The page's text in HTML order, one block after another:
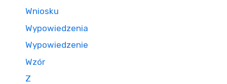
Wniosku
Wypowiedzenia
Wypowiedzenie
Wzór
Z